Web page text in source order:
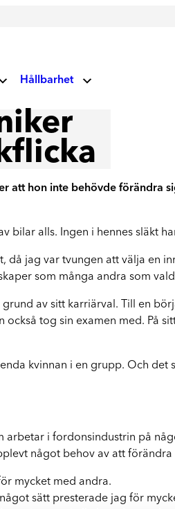
av stenskott och byte av
Hållbarhet
Miljö- och klimatansvar
Vårt fokus på miljö och
Våra vägvisare
Corporate Governance
Hållbarhetsrapporter
att hon inte behövde förändra
bilar alls. Ingen i hennes släkt
jag var tvungen att välja en
som många andra som
av sitt karriärval. Till en
tog sin examen med. På
kvinnan i en grupp. Och
i fordonsindustrin på
något behov av att förändra
mycket med andra.
sätt presterade jag för